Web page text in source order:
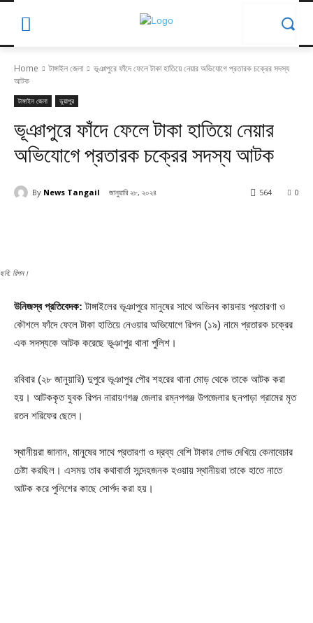
Home টাঙ্গাইল জেলা
ভূঞাপুরে ফাঁদে ফেলে টাকা হাতিয়ে নেয়ার অভিযোগে প্রতারক চক্রের সদস্য
আটক
টাঙ্গাইল জেলা ভুয়াপুর
ভূঞাপুরে ফাঁদে ফেলে টাকা হাতিয়ে নেয়ার
অভিযোগে প্রতারক চক্রের সদস্য আটক
By News Tangail জানুয়ারি ২৮, ২০২৪ 0
564
ছবি: রিপন।
উনিজস্ব প্রতিবেদক: টাঙ্গাইলের ভূঞাপুরে মানুষের সাথে অভিনব কায়দায় প্রতারণা ও
কৌশলে ফাঁদে ফেলে টাকা হাতিয়ে নেওয়ার অভিযোগে রিপন (১৯) নামে প্রতারক চক্রের
এক সদস্যকে আটক করেছে ভূঞাপুর থানা পুলিশ।
রবিবার (২৮ জানুয়ারি) দুপুরে ভূঞাপুর পৌর শহরের থানা মোড় থেকে তাকে আটক করা
হয়। আটককৃত যুবক রিপন নারায়ণগঞ্জ জেলার রম্নপগঞ্জ উপজেলার ছনপাড়া গ্রামের মৃত
রতন শরিফের ছেলে।
স্থানীয়রা জানান, মানুষের সাথে প্রতারণা ও দ্রব্য বেশি টাকার লোভ দেখিয়ে কেনাবেচার
চেষ্টা করছিল। এসময় তার কথাবার্তা সন্দেহজনক হওয়ায় স্থানীয়রা তাকে হাতে নাতে
আটক করে পুলিশের কাছে সোর্পদ করা হয়।